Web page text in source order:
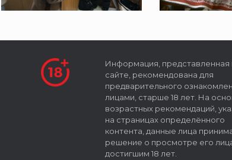
Информация, представленная
сайте, рекомендована для
предварительного
лицами, старше 18 лет. На
возрастных рекомендаций,
на страницах определённого
контента, данные лица
решение о просмотре его
достигшим 18 лет.